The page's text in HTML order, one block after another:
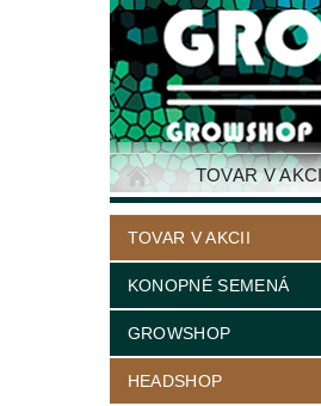
TOVAR V
KONTAKTY
TOVAR V AKCII
KONOPNÉ SEMENÁ
GROWSHOP
HEADSHOP